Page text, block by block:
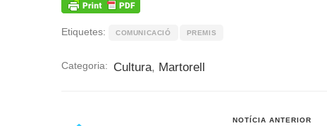
Etiquetes: COMUNICACIÓ PREMIS
Categoria: Cultura, Martorell
NOTÍCIA ANTERIOR